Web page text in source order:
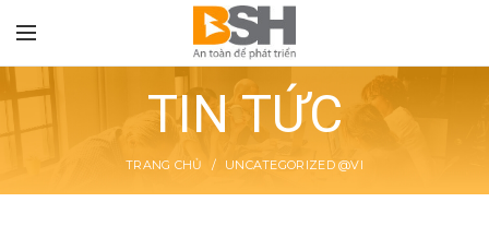
TIN TỨC
TRANG CHỦ UNCATEGORIZED @VI